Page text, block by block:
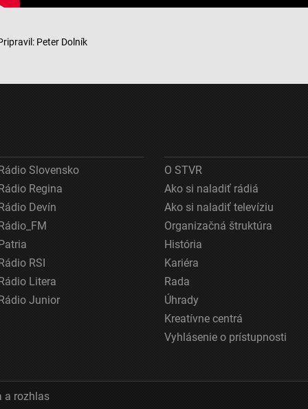
Peter Dolník
Slovensko
Regina
Devín
RSI
Litera
Junior
O STVR
Ako si naladiť rádiá
Ako si naladiť televíziu
Organizačná štruktúra
História
Kariéra
Rada
Úhrady
Kreatívne centrá
Vyhlásenie o prístupnosti
a rozhlas